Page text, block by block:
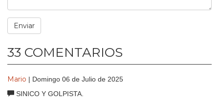
33 COMENTARIOS
Mario | Domingo 06 de Julio de 2025
SINICO Y GOLPISTA.